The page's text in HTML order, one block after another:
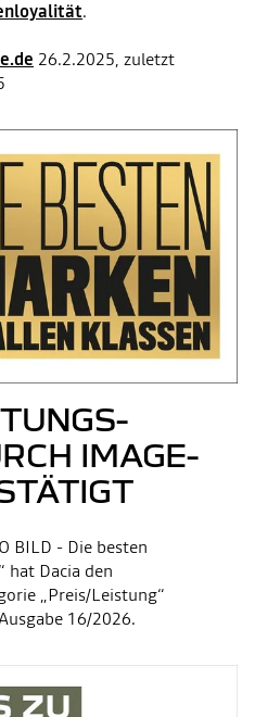
.
26.2.2025, zuletzt
IMAGE-
BILD - Die besten
hat Dacia den
„Preis/Leistung“
16/2026.